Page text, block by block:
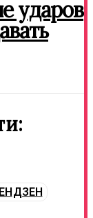
ударов
ДЗЕН